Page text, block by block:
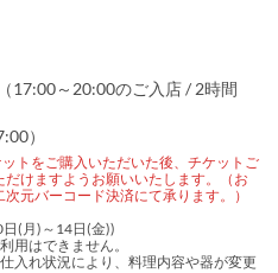
17:00～20:00のご入店 / 2時間
）
トをご購入いただいた後、チケットご
けますようお願いいたします。（お
元バーコード決済にて承ります。）
(月)～14日(金))
用はできません。
入れ状況により、料理内容や器が変更